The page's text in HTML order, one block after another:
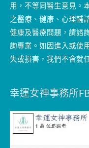
用，不等同醫生意見。
之醫療、健康、心理輔
健康及醫療問題，請諮
詢專業。如因進入或使
失或損害，我們不會就
幸運女神事務所